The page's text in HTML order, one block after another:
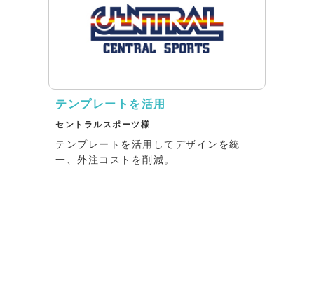
テンプレートを活用
セントラルスポーツ様
テンプレートを活用してデザインを統
一、外注コストを削減。